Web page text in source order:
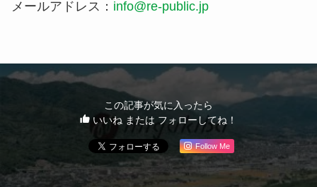
メールアドレス： info@re-public.jp
この記事が気に入ったら
いいね または フォローしてね！
Follow Me